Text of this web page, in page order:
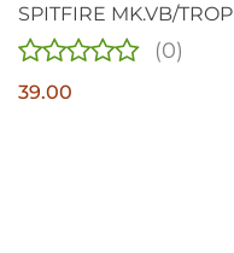
SPITFIRE MK.VB/TROP
(0)
39.00